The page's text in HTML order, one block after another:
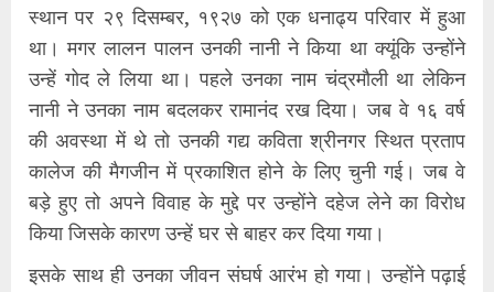
स्थान पर २९ दिसम्बर, १९२७ को एक धनाढ्य परिवार में हुआ
था। मगर लालन पालन उनकी नानी ने किया था क्यूंकि उन्होंने
उन्हें गोद ले लिया था। पहले उनका नाम चंद्रमौली था लेकिन
नानी ने उनका नाम बदलकर रामानंद रख दिया। जब वे १६ वर्ष
की अवस्था में थे तो उनकी गद्य कविता श्रीनगर स्थित प्रताप
कालेज की मैगजीन में प्रकाशित होने के लिए चुनी गई। जब वे
बड़े हुए तो अपने विवाह के मुद्दे पर उन्होंने दहेज लेने का विरोध
किया जिसके कारण उन्हें घर से बाहर कर दिया गया।
इसके साथ ही उनका जीवन संघर्ष आरंभ हो गया। उन्होंने पढ़ाई